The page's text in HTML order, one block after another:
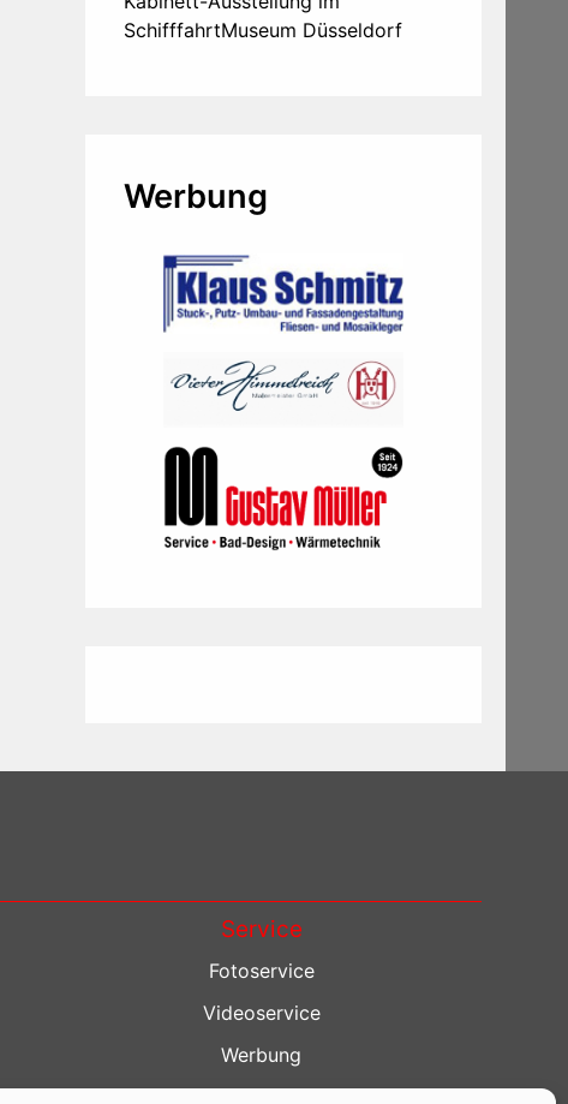
SchifffahrtMuseum Düsseldorf
Werbung
Service
Fotoservice
Videoservice
Werbung